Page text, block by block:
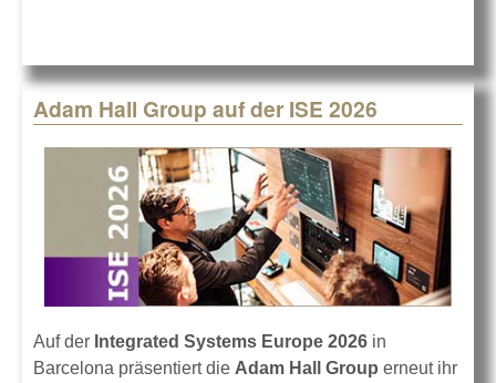
Adam Hall Group auf der ISE 2026
Auf der Integrated Systems Europe 2026 in
Barcelona präsentiert die Adam Hall Group erneut ihr